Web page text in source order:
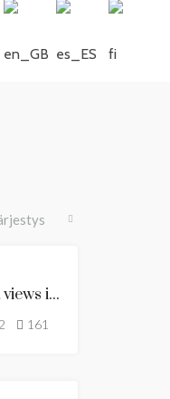
Turnkey luxury apartment with sea views in Benalmádena
2 161